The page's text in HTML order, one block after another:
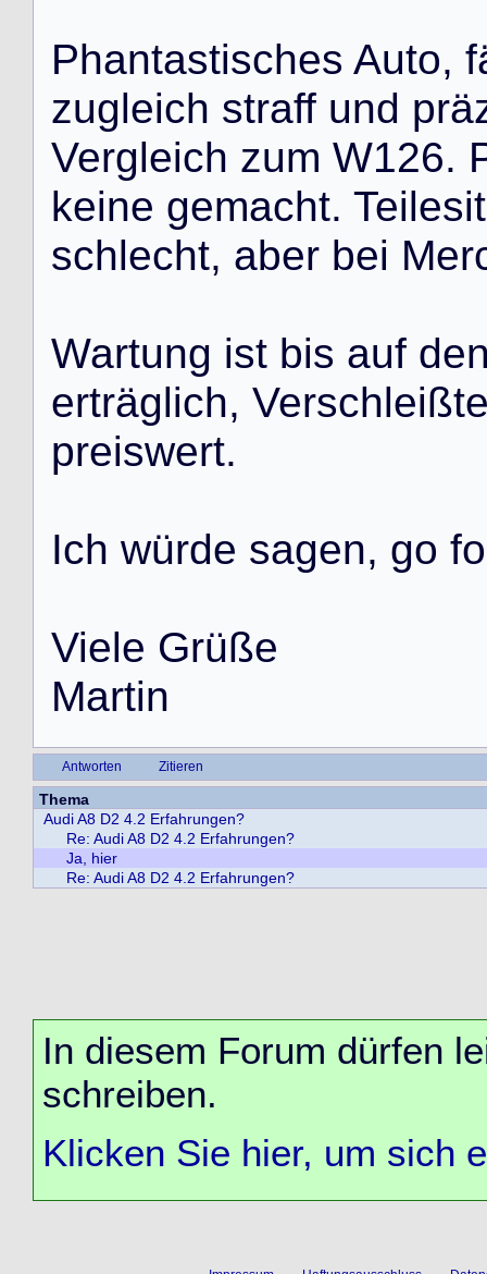
Phantastisches Auto, f
zugleich straff und prä
Vergleich zum W126.
keine gemacht. Teilesit
schlecht, aber bei Mer
Wartung ist bis auf de
erträglich, Verschleißt
preiswert.
Ich würde sagen, go fo
Viele Grüße
Martin
Antworten Zitieren
Thema
Audi A8 D2 4.2 Erfahrungen?
Re: Audi A8 D2 4.2 Erfahrungen?
Ja, hier
Re: Audi A8 D2 4.2 Erfahrungen?
In diesem Forum dürfen
schreiben.
Klicken Sie hier, um sich